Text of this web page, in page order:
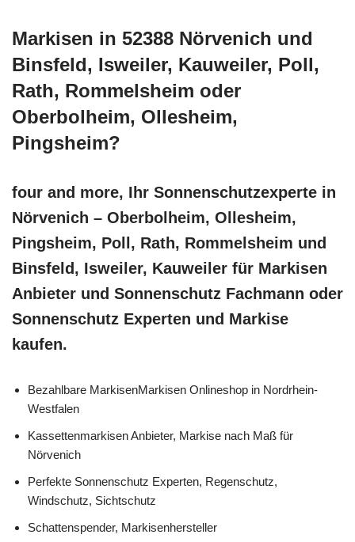
Markisen in 52388 Nörvenich und
Binsfeld, Isweiler, Kauweiler, Poll,
Rath, Rommelsheim oder
Oberbolheim, Ollesheim,
Pingsheim?
four and more, Ihr Sonnenschutzexperte in
Nörvenich – Oberbolheim, Ollesheim,
Pingsheim, Poll, Rath, Rommelsheim und
Binsfeld, Isweiler, Kauweiler für Markisen
Anbieter und Sonnenschutz Fachmann oder
Sonnenschutz Experten und Markise
kaufen.
Bezahlbare MarkisenMarkisen Onlineshop in Nordrhein-
Westfalen
Kassettenmarkisen Anbieter, Markise nach Maß für
Nörvenich
Perfekte Sonnenschutz Experten, Regenschutz,
Windschutz, Sichtschutz
Schattenspender, Markisenhersteller